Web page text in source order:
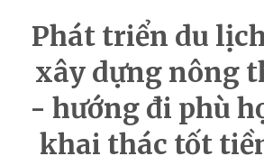
Phát triển du
xây dựng nông
- hướng đi phù
khai thác tốt